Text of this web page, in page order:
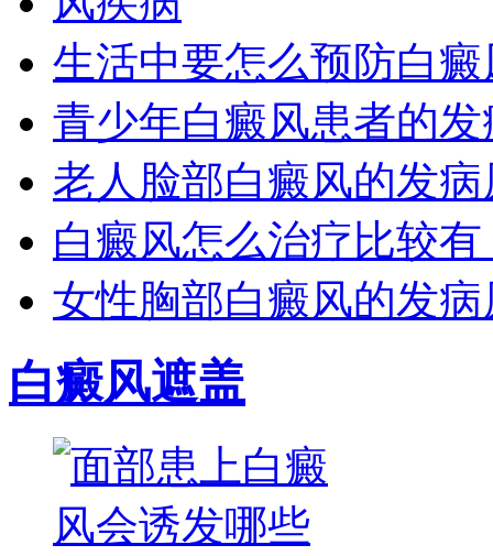
生活中要怎么预防白
青少年白癜风患者的
老人脸部白癜风的发
白癜风怎么治疗比较有
女性胸部白癜风的发
白癜风遮盖